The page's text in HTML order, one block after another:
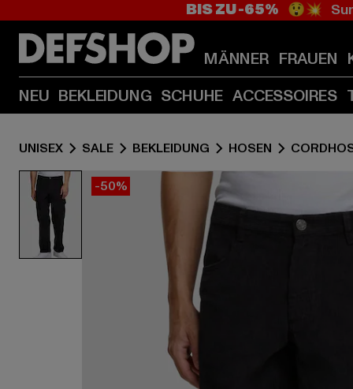
BIS ZU -65% 😲💥
MÄNNER FRAUEN
NEU BEKLEIDUNG SCHUHE ACCESSOIRES
UNISEX SALE BEKLEIDUNG HOSEN
-50%